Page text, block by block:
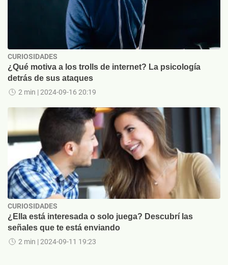
CURIOSIDADES
¿Qué motiva a los trolls de internet? La psicología
detrás de sus ataques
2 min | 2024-09-16 20:19
CURIOSIDADES
¿Ella está interesada o solo juega? Descubrí las
señales que te está enviando
2 min | 2024-09-11 19:23